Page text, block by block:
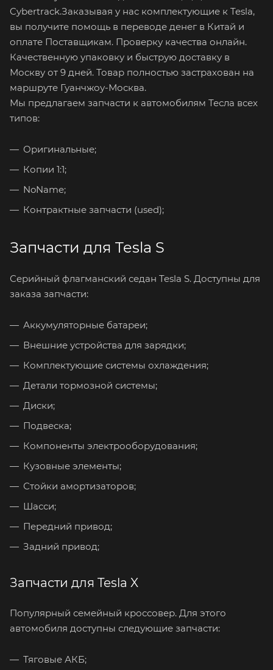
Cybertrack.Заказывая у нас комплектующие к Tesla,
вы получите помощь в переводе денег в Китай и
оплате Поставщикам. Проверку качества онлайн.
Качественную упаковку и быструю доставку в
Москву от 9 дней. Товар полностью застрахован на
маршруте Гуанчжоу-Москва.
Мы предлагаем запчасти к автомобилям Тесла всех
типов:
Оригинальные;
Копии 1:1;
NoName;
Контрактные запчасти (used);
Запчасти для Tesla S
Серийный флагманский седан Tesla S. Доступны для
заказа запчасти:
Аккумуляторные батареи;
Внешние устройства для зарядки;
Комплектующие системы охлаждения;
Детали тормозной системы;
Диски;
Подвеска;
Компоненты электрооборудования;
Кузовные элементы;
Стойки амортизаторов;
Шасси;
Передний привод;
Задний привод;
Запчасти для Tesla X
Популярный семейный кроссовер. Для этого
автомобиля доступны следующие запчасти:
Тяговые АКБ;